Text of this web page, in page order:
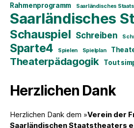
Rahmenprogramm Saarländisches
Saarländisches
Schauspiel Schreiben
Sparte4 Spielen Spielplan
Theaterpädagogik Tout
Herzlichen Dank
Herzlichen Dank dem »Verein der
Saarländischen Staatstheaters